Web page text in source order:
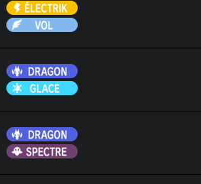
Électrik
Vol
Dragon
Glace
Dragon
Spectre